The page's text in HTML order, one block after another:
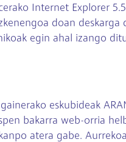
Internet Explorer
doan deskarga
egin ahal izango
eskubideak
bakarra web-orria
atera gabe.